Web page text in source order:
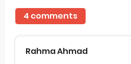
4 comments
Rahma Ahmad